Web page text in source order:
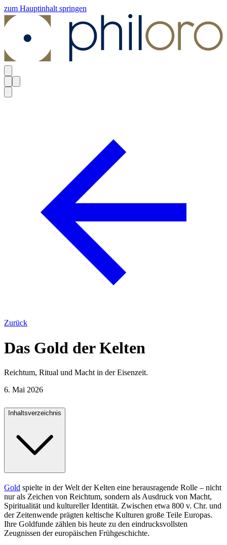
zum Hauptinhalt springen
Zurück
Das Gold der Kelten
Reichtum, Ritual und Macht in der Eisenzeit.
6. Mai 2026
Inhaltsverzeichnis
Gold spielte in der Welt der Kelten eine herausragende Rolle – nicht
nur als Zeichen von Reichtum, sondern als Ausdruck von Macht,
Spiritualität und kultureller Identität. Zwischen etwa 800 v. Chr. und
der Zeitenwende prägten keltische Kulturen große Teile Europas.
Ihre Goldfunde zählen bis heute zu den eindrucksvollsten
Zeugnissen der europäischen Frühgeschichte.